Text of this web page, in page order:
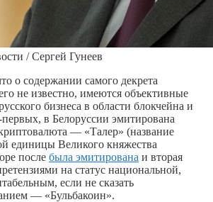
/ Сергей Гунеев
о содержании самого декрета
не известно, имеются объективные
бизнеса в области блокчейна и
в Белоруссии эмитирована
— «Талер» (название
единицы Великого княжества
после была эмитирована и вторая
на статус национальной,
если не сказать
— «Бульбакоин».